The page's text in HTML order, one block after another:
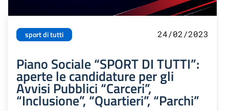
sport di tutti 24/02/2023
Piano Sociale “SPORT DI TUTTI”:
aperte le candidature per gli
Avvisi Pubblici “Carceri”,
“Inclusione”, “Quartieri”, “Parchi”